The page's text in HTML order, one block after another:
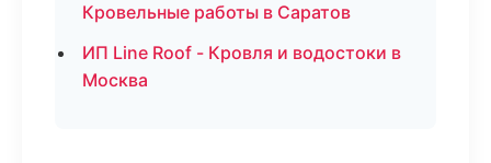
Кровельные работы в Саратов
ИП Line Roof - Кровля и водостоки в
Москва